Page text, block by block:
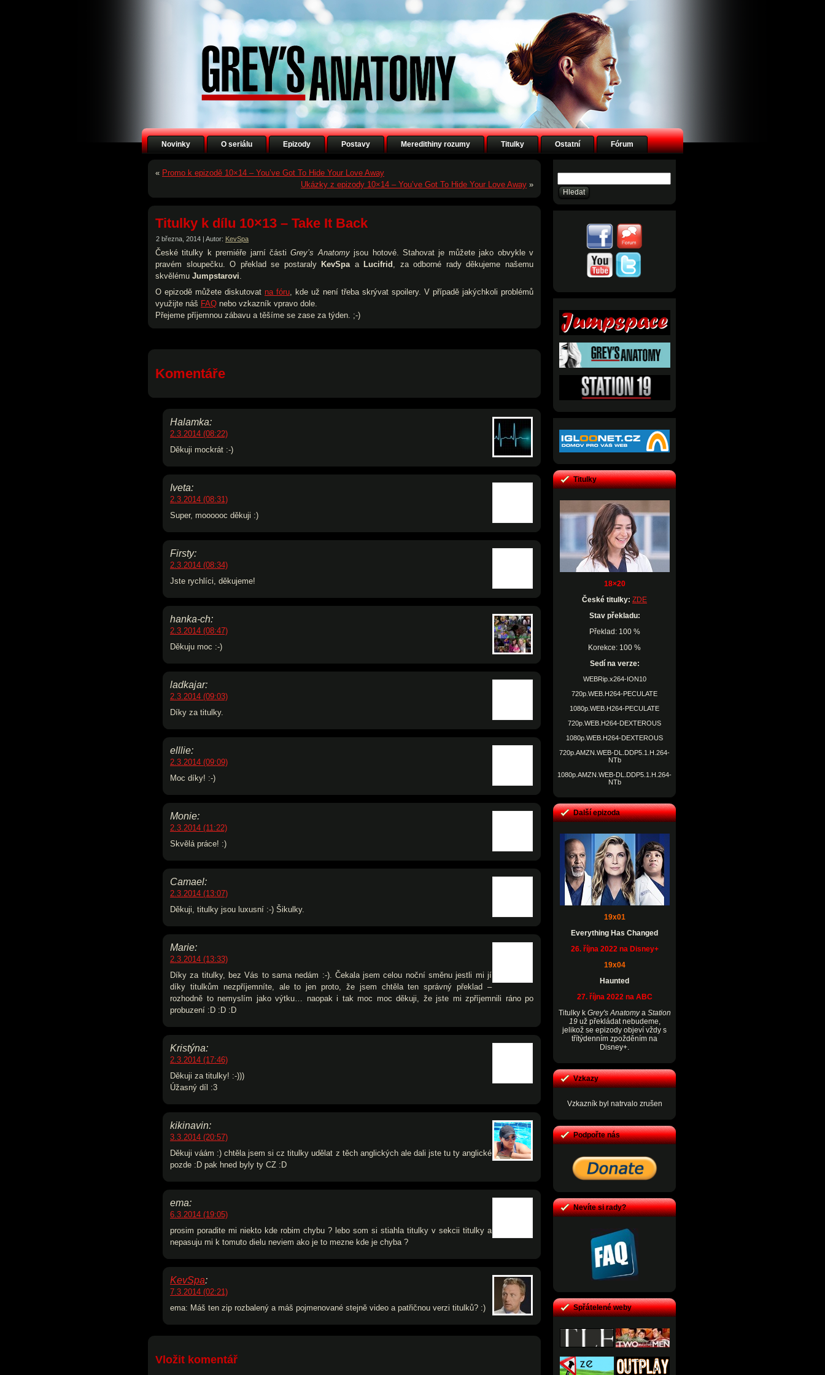
Novinky O seriálu Epizody Postavy Meredithiny rozumy Titulky Ostatní Fórum
« Promo k epizodě 10×14 – You’ve Got To Hide Your Love Away
Ukázky z epizody 10×14 – You’ve Got To Hide Your Love Away »
Titulky k dílu 10×13 – Take It Back
2 března, 2014 | Autor: KevSpa
České titulky k premiéře jarní částiGrey’s Anatomyjsou hotové. Stahovat je můžete jako obvykle v
pravém sloupečku. O překlad se postaraly KevSpaa Lucifrid , za odborné rady děkujeme našemu
skvělému Jumpstarovi.
O epizodě můžete diskutovat na fóru , kde už není třeba skrývat spoilery. V případě jakýchkoli problémů
využijte náš FAQ nebo vzkazník vpravo dole.
Přejeme příjemnou zábavu a těšíme se zase za týden. ;-)
Komentáře
Halamka:
2.3.2014 (08:22)
Děkuji mockrát :-)
Iveta:
2.3.2014 (08:31)
Super, moooooc děkuji :)
Firsty:
2.3.2014 (08:34)
Jste rychlíci, děkujeme!
hanka-ch:
2.3.2014 (08:47)
Děkuju moc :-)
ladkajar:
2.3.2014 (09:03)
Díky za titulky.
elllie:
2.3.2014 (09:09)
Moc díky! :-)
Monie:
2.3.2014 (11:22)
Skvělá práce! :)
Camael:
2.3.2014 (13:07)
Děkuji, titulky jsou luxusní :-) Šikulky.
Marie:
2.3.2014 (13:33)
Díky za titulky, bez Vás to sama nedám :-). Čekala jsem celou noční směnu jestli mi jí
díky titulkům nezpříjemníte, ale to jen proto, že jsem chtěla ten správný překlad –
rozhodně to nemyslím jako výtku… naopak i tak moc moc děkuji, že jste mi zpříjemnili ráno po
probuzení :D :D :D
Kristýna:
2.3.2014 (17:46)
Děkuji za titulky! :-)))
Úžasný díl :3
kikinavin:
3.3.2014 (20:57)
Děkuji váám :) chtěla jsem si cz titulky udělat z těch anglických ale dali jste tu ty anglické
pozde :D pak hned byly ty CZ :D
ema:
6.3.2014 (19:05)
prosim poradite mi niekto kde robim chybu ? lebo som si stiahla titulky v sekcii titulky a
nepasuju mi k tomuto dielu neviem ako je to mezne kde je chyba ?
KevSpa:
7.3.2014 (02:21)
ema: Máš ten zip rozbalený a máš pojmenované stejně video a patřičnou verzi titulků? :)
Vložit komentář
Titulky
18×20
České titulky: ZDE
Stav překladu:
Překlad: 100 %
Korekce: 100 %
Sedí na verze:
WEBRip.x264-ION10
720p.WEB.H264-PECULATE
1080p.WEB.H264-PECULATE
720p.WEB.H264-DEXTEROUS
1080p.WEB.H264-DEXTEROUS
720p.AMZN.WEB-DL.DDP5.1.H.264-
NTb
1080p.AMZN.WEB-DL.DDP5.1.H.264-
NTb
Další epizoda
19x01
Everything Has Changed
26. října 2022 na Disney+
19x04
Haunted
27. října 2022 na ABC
Titulky k Grey's Anatomya Station
19už překládat nebudeme,
jelikož se epizody objeví vždy s
třítýdenním zpožděním na
Disney+.
Vzkazy
Vzkazník byl natrvalo zrušen
Podpořte nás
Nevíte si rady?
Spřátelené weby